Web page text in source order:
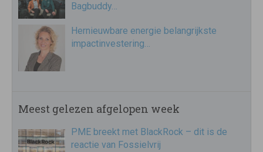
Bagbuddy…
Hernieuwbare energie belangrijkste
impactinvestering…
Meest gelezen afgelopen week
PME breekt met BlackRock – dit is de
reactie van Fossielvrij